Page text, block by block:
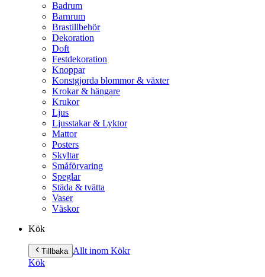
Badrum
Barnrum
Brastillbehör
Dekoration
Doft
Festdekoration
Knoppar
Konstgjorda blommor & växter
Krokar & hängare
Krukor
Ljus
Ljusstakar & Lyktor
Mattor
Posters
Skyltar
Småförvaring
Speglar
Städa & tvätta
Vaser
Väskor
Kök
Tillbaka Allt inom Kökr
Kök